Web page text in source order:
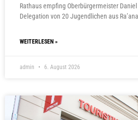
Rathaus empfing Oberbürgermeister
Delegation von 20 Jugendlichen aus
WEITERLESEN »
admin 6. August 2026